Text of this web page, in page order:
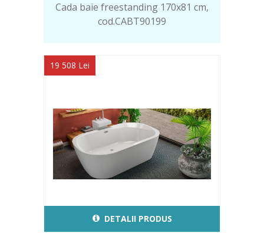
Cada baie freestanding 170x81 cm,
cod.CABT90199
19 508 Lei
DETALII PRODUS